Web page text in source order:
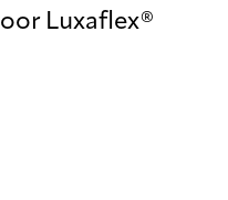
Luxaflex®